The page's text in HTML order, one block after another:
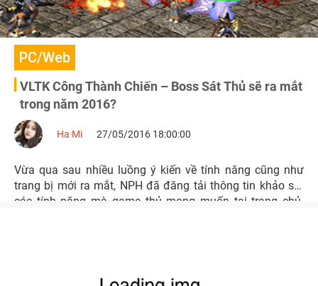
PC/Web
VLTK Công Thành Chiến – Boss Sát Thủ sẽ ra mắt
trong năm 2016?
Ha Mi 27/05/2016 18:00:00
Vừa qua sau nhiều luồng ý kiến về tính năng cũng như
trang bị mới ra mắt, NPH đã đăng tải thông tin khảo sát
các tính năng mà game thủ mong muốn tại trang chủ.